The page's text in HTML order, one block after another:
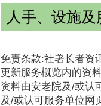
人手、设施及
免责条款:社署长者资
更新服务概览内的资
资料由安老院及/或认
及/或认可服务单位网